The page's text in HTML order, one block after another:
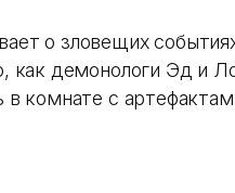
о зловещих
как демонологи Эд и
в комнате с